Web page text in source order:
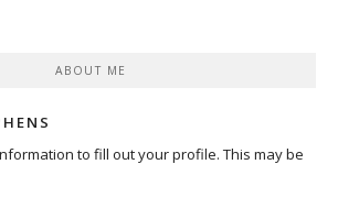
ABOUT ME
to fill out your profile. This may be